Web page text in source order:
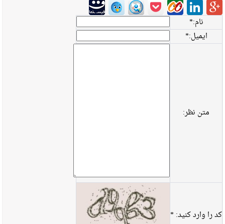
نام:*
ایمیل:*
متن نظر:
کد را وارد کنید:*